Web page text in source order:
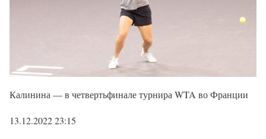
Калинина — в четвертьфинале турнира WTA во Франции
13.12.2022 23:15